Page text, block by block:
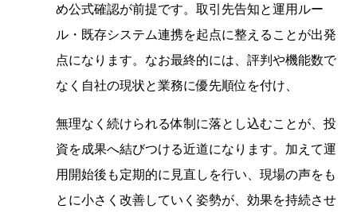
め公式確認が前提です。取引先告知と運用ルー
ル・既存システム連携を起点に整えることが出発
点になります。なお最終的には、評判や機能数で
なく自社の現状と業務に優先順位を付け、
無理なく続けられる体制に落とし込むことが、投
資を成果へ結びつける近道になります。加えて運
用開始後も定期的に見直しを行い、現場の声をも
とに小さく改善していく姿勢が、効果を持続させ